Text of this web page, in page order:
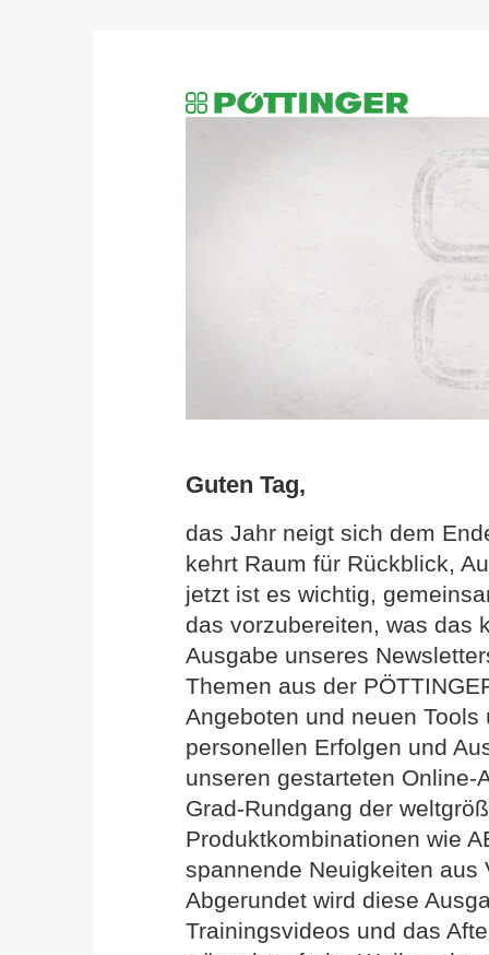
Guten Tag,
das Jahr neigt sich dem
kehrt Raum für Rückblick,
jetzt ist es wichtig,
das vorzubereiten, was das
Ausgabe unseres
Themen aus der
Angeboten und neuen
personellen Erfolgen und
unseren gestarteten
Grad-Rundgang der
Produktkombinationen wie
spannende Neuigkeiten aus
Abgerundet wird diese
Trainingsvideos und das